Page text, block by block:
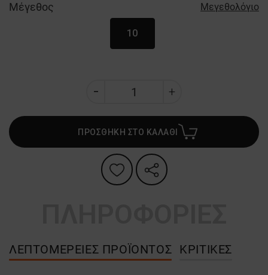
Μέγεθος Μεγεθολόγιο
10
ΠΡΟΣΘΗΚΗ ΣΤΟ ΚΑΛΑΘΙ
ΛΕΠΤΟΜΈΡΕΙΕΣ ΠΡΟΪΌΝΤΟΣ ΚΡΙΤΙΚΈΣ